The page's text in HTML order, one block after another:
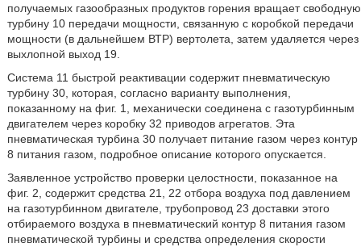
получаемых газообразных продуктов горения вращает свободную
турбину 10 передачи мощности, связанную с коробкой передачи
мощности (в дальнейшем ВТР) вертолета, затем удаляется через
выхлопной выход 19.
Система 11 быстрой реактивации содержит пневматическую
турбину 30, которая, согласно варианту выполнения,
показанному на фиг. 1, механически соединена с газотурбинным
двигателем через коробку 32 приводов агрегатов. Эта
пневматическая турбина 30 получает питание газом через контур
8 питания газом, подробное описание которого опускается.
Заявленное устройство проверки целостности, показанное на
фиг. 2, содержит средства 21, 22 отбора воздуха под давлением
на газотурбинном двигателе, трубопровод 23 доставки этого
отбираемого воздуха в пневматический контур 8 питания газом
пневматической турбины и средства определения скорости